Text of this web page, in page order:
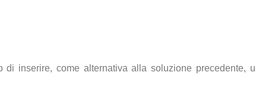
inserire, come alternativa alla soluzione precedente,